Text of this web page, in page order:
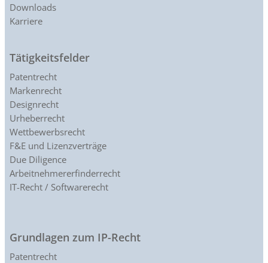
Downloads
Karriere
Tätigkeitsfelder
Patentrecht
Markenrecht
Designrecht
Urheberrecht
Wettbewerbsrecht
F&E und Lizenzverträge
Due Diligence
Arbeitnehmererfinderrecht
IT-Recht / Softwarerecht
Grundlagen zum IP-Recht
Patentrecht